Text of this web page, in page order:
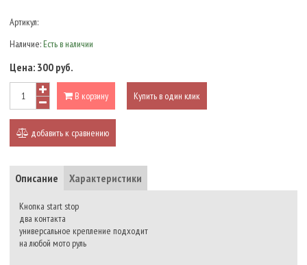
Артикул:
Наличие: Есть в наличии
Цена: 300 руб.
В корзину Купить в один клик
добавить к сравнению
Описание Характеристики
Кнопка start stop
два контакта
универсальное крепление подходит
на любой мото руль